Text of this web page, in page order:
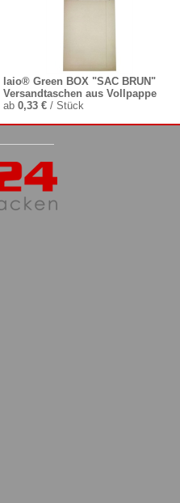
laio® Green BOX "SAC BRUN"
Versandtaschen aus Vollpappe
ab 0,33 € / Stück